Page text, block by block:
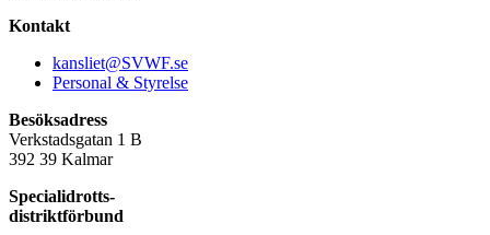
Kontakt
kansliet@SVWF.se
Personal & Styrelse
Besöksadress
Verkstadsgatan 1 B
392 39 Kalmar
Specialidrotts-
distriktförbund